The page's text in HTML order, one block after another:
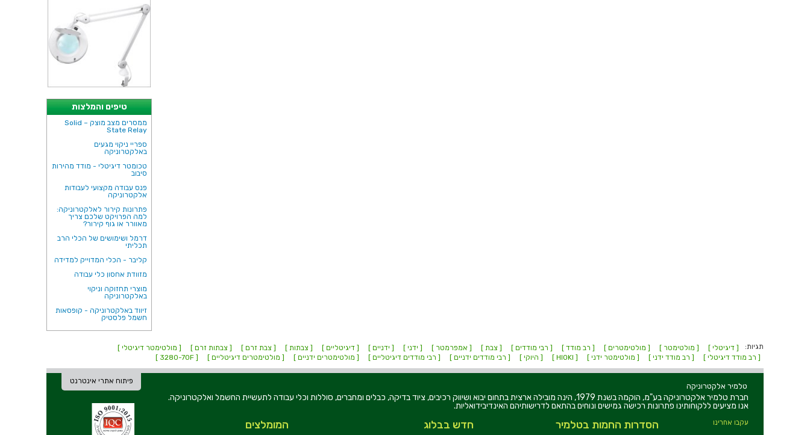
טיפים והמלצות
ממסרים מצב מוצק – Solid
State Relay
ספריי ניקוי מגעים
באלקטרוניקה
טכומטר דיגיטלי - מודד מהירות
סיבוב
פנס עבודה מקצועי לעבודות
אלקטרוניקה
פתרונות קירור לאלקטרוניקה:
למה הפרויקט שלכם צריך
מאוורר או גוף קירור?
דרמל ושימושים של הכלי הרב
תכליתי
קליבר - הכלי המדוייק למדידה
מזוודת אחסון כלי עבודה
מוצרי תחזוקה וניקוי
באלקטרוניקה
זיווד באלקטרוניקה - קופסאות
חשמל פלסטיק
תגיות: [ דיגיטלי ] [ מולטימטר ] [ מולטימטרים ] [ רב מודד ] [ רבי מודדים ] [ צבת ] [ אמפרמטר ] [ ידני ] [ ידניים ] [ דיגיטליים ] [ צבתות ] [ צבת זרם ] [ צבתות זרם ]
[ מולטימטר דיגיטלי ]
[ רב מודד דיגיטלי ]
[ רב מודד ידני ] [ מולטימטר ידני ] [ HIOKI ] [ היוקי ] [ רבי מודדים ידניים ] [ רבי מודדים דיגיטליים ] [ מולטימטרים ידניים ] [ מולטימטרים דיגיטליים ] [ 3280-70F ]
פיתוח אתרי אינטרנט
טלמיר אלקטרוניקה
חברת טלמיר אלקטרוניקה בע"מ, הוקמה בשנת 1979, הינה מובילה ארצית בתחום יבוא ושיווק רכיבים, ציוד בדיקה, כבלים ומחברים, סוללות וכלי עבודה לתעשיית החשמל ואלקטרוניקה.
אנו מציעים ללקוחותינו פתרונות רכישה גמישים ונוחים בהתאם לדרישותיהם האינדיבידואליות.
עקבו אחרינו המומלצים חדש בבלוג הסדרות החמות בטלמיר